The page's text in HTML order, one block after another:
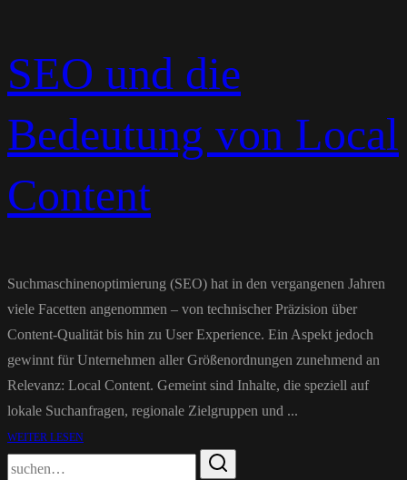
SEO und die
Bedeutung von Local
Content
Suchmaschinenoptimierung (SEO) hat in den vergangenen Jahren
viele Facetten angenommen – von technischer Präzision über
Content-Qualität bis hin zu User Experience. Ein Aspekt jedoch
gewinnt für Unternehmen aller Größenordnungen zunehmend an
Relevanz: Local Content. Gemeint sind Inhalte, die speziell auf
lokale Suchanfragen, regionale Zielgruppen und ...
WEITER LESEN